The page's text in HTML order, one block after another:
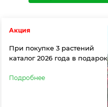
Акция
При покупке 3 растений
каталог 2026 года в подарок
Подробнее